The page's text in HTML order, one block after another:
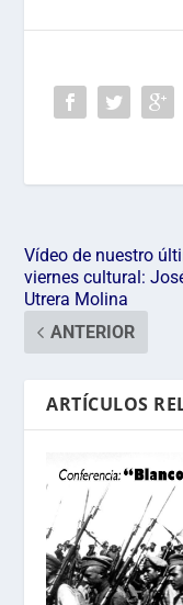
Vídeo de nuestro
viernes cultural:
Utrera Molina
ANTERIOR
ARTÍCULOS